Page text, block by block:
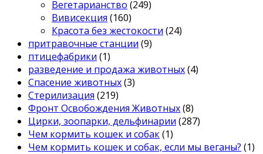
Вегетарианство (249)
Вивисекция (160)
Красота без жестокости (24)
притравочные станции (9)
птицефабрики (1)
разведение и продажа животных(4)
Спасение животных(3)
Стерилизация (219)
Фронт Освобождения Животных(8)
Цирки, зоопарки, дельфинарии (287)
Чем кормить кошек и собак(1)
Чем кормить кошек и собак, если мы веганы? (1)